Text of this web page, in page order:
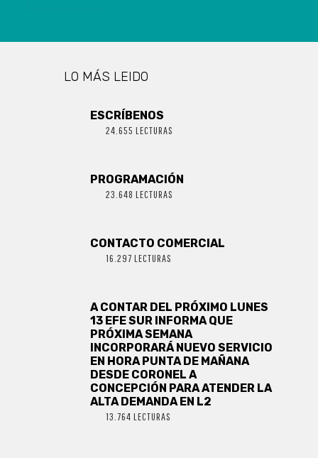
LO MÁS LEIDO
ESCRÍBENOS
24.655 LECTURAS
PROGRAMACIÓN
23.648 LECTURAS
CONTACTO COMERCIAL
16.297 LECTURAS
A CONTAR DEL PRÓXIMO LUNES
13 EFE SUR INFORMA QUE
PRÓXIMA SEMANA
INCORPORARÁ NUEVO SERVICIO
EN HORA PUNTA DE MAÑANA
DESDE CORONEL A
CONCEPCIÓN PARA ATENDER LA
ALTA DEMANDA EN L2
13.764 LECTURAS